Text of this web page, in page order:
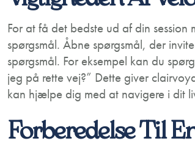
For at få det bedste ud af din
spørgsmål. Åbne spørgsmål, der
spørgsmål. For eksempel kan du
jeg på rette vej?” Dette giver
kan hjælpe dig med at navigere i dit
Forberedelse Til